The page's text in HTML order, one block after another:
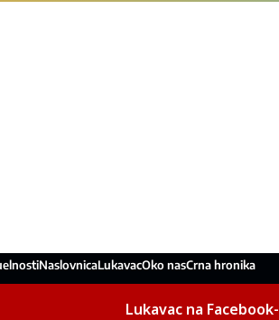
NaslovnicaLukavacOko nasCrna hronika
Lukavac na